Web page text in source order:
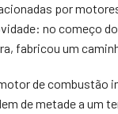
por
no começo
fabricou um
de combustão
de metade a um